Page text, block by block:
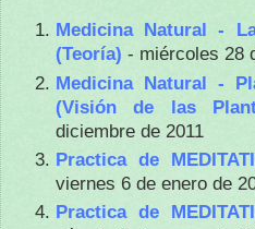
Medicina Natural -
(Teoría) - miércoles 28
Medicina Natural -
(Visión de las
diciembre de 2011
Practica de
viernes 6 de enero de
Practica de